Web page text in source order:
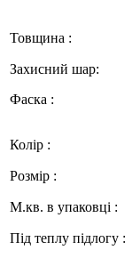
Товщина :
Захисний шар:
Фаска :
Колір :
Розмір :
М.кв. в упаковці :
Під теплу підлогу :